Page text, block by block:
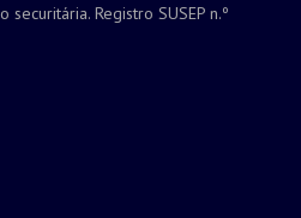
Registro SUSEP n.º